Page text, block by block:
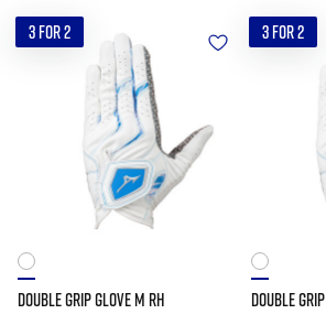
3 FOR 2
DOUBLE GRIP GLOVE M RH
3 FOR 2
DOUBLE